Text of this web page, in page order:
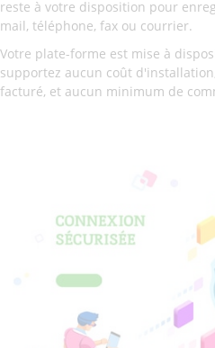
reste à votre disposition pour
mail, téléphone, fax ou courrier.
Votre plate-forme est mise à
supportez aucun coût
facturé, et aucun minimum de